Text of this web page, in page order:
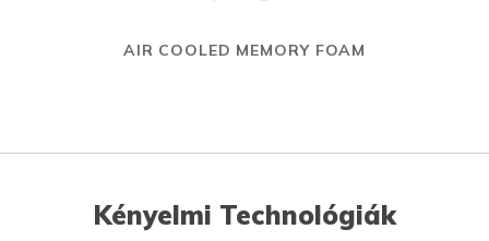
AIR COOLED MEMORY FOAM
Kényelmi Technológiák